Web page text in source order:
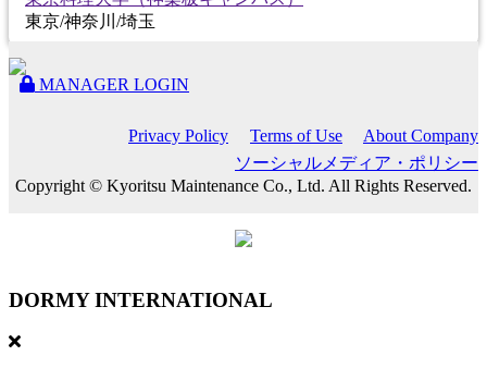
東京/神奈川/埼玉
MANAGER LOGIN
Privacy Policy Terms of Use
About Company
ソーシャルメディア・ポリシー
Copyright © Kyoritsu Maintenance Co., Ltd. All Rights Reserved.
DORMY INTERNATIONAL